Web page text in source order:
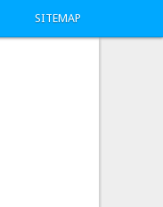
SITEMAP